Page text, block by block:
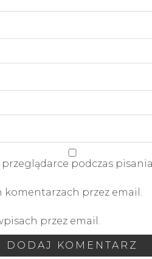
podczas
przez email.
przez email.